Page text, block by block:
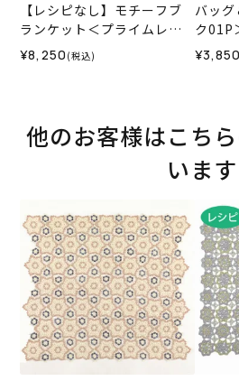
【レシピなし】モチーフブ
ランケット＜プライムレー
ス05IV＞（編み物 材料セッ
ト）
¥8,250 (税込)
バッ
ク01P
ト）
¥3,850
他のお客様はこち
います